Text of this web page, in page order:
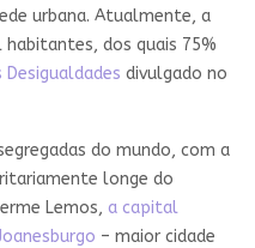
urbana. Atualmente, a
dos quais 75%
Desigualdades divulgado no
do mundo, com a
longe do
Lemos, a capital
– maior cidade